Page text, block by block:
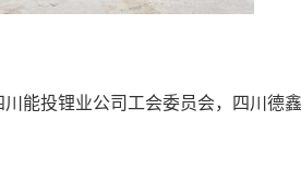
能投锂业公司工会委员会，四川德